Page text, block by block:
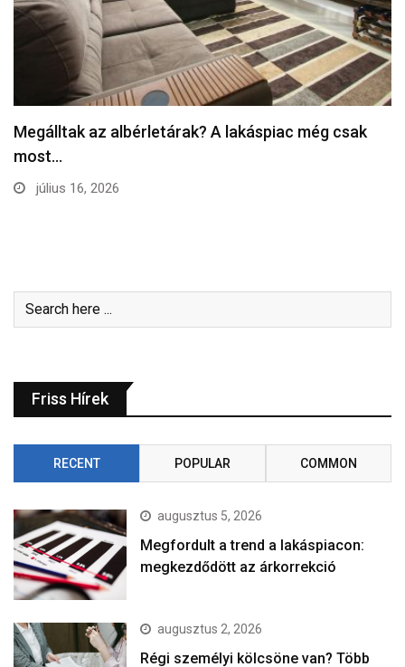
Megálltak az albérletárak? A lakáspiac még csak
most…
július 16, 2026
Friss Hírek
RECENT POPULAR COMMON
augusztus 5, 2026
Megfordult a trend a lakáspiacon:
megkezdődött az árkorrekció
augusztus 2, 2026
Régi személyi kölcsöne van? Több